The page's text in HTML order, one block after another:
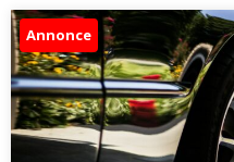
Annonce